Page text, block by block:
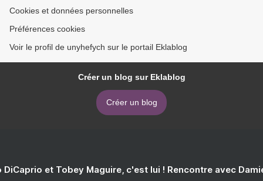
Cookies et données personnelles
Préférences cookies
Voir le profil de unyhefych sur le portail Eklablog
Créer un blog sur Eklablog
Créer un blog
DiCaprio et Tobey Maguire, c'est lui ! Rencontre avec